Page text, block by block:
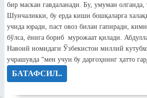
бир маскан гавдаланади. Бу, умуман олганда,
Шунчаликки, бу ерда киши бошқаларга
учида юради, паст овоз билан гапиради,
бўлса, ёнига бориб мурожаат қилади.
Навоий номидаги Ўзбекистон миллий
учрашувда “мен учун бу даргоҳнинг ҳатто
БАТАФСИЛ..